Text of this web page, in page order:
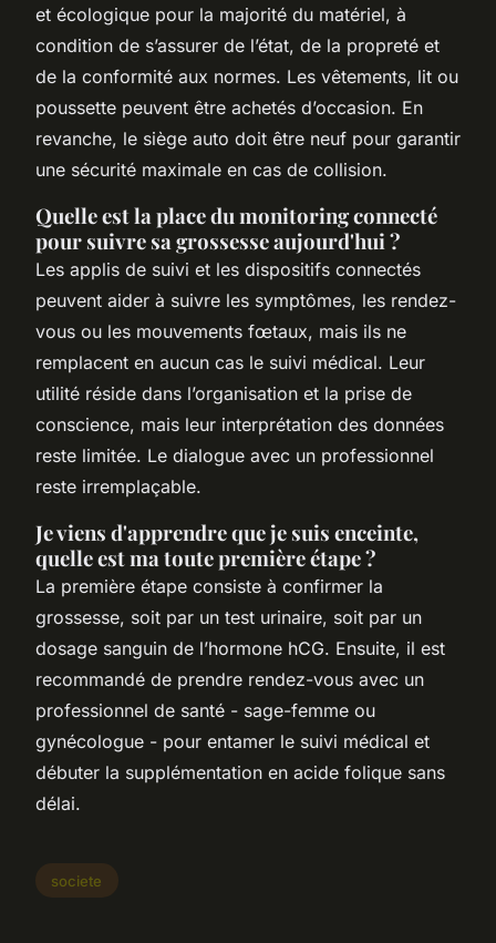
et écologique pour la majorité du matériel, à
condition de s’assurer de l’état, de la propreté et
de la conformité aux normes. Les vêtements, lit ou
poussette peuvent être achetés d’occasion. En
revanche, le siège auto doit être neuf pour garantir
une sécurité maximale en cas de collision.
Quelle est la place du monitoring connecté
pour suivre sa grossesse aujourd'hui ?
Les applis de suivi et les dispositifs connectés
peuvent aider à suivre les symptômes, les rendez-
vous ou les mouvements fœtaux, mais ils ne
remplacent en aucun cas le suivi médical. Leur
utilité réside dans l’organisation et la prise de
conscience, mais leur interprétation des données
reste limitée. Le dialogue avec un professionnel
reste irremplaçable.
Je viens d'apprendre que je suis enceinte,
quelle est ma toute première étape ?
La première étape consiste à confirmer la
grossesse, soit par un test urinaire, soit par un
dosage sanguin de l’hormone hCG. Ensuite, il est
recommandé de prendre rendez-vous avec un
professionnel de santé - sage-femme ou
gynécologue - pour entamer le suivi médical et
débuter la supplémentation en acide folique sans
délai.
societe